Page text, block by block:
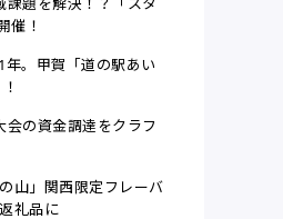
催！
年。甲賀「道の駅あい
の資金調達をクラフ
山」関西限定フレーバ
礼品に